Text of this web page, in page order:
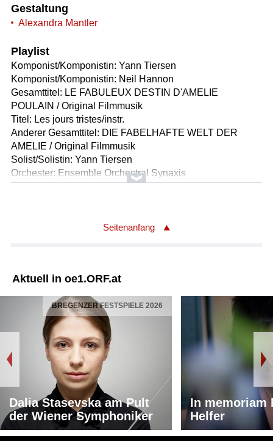
Gestaltung
Alexandra Mantler
Playlist
Komponist/Komponistin: Yann Tiersen
Komponist/Komponistin: Neil Hannon
Gesamttitel: LE FABULEUX DESTIN D'AMELIE
POULAIN / Original Filmmusik
Titel: Les jours tristes/instr.
Anderer Gesamttitel: DIE FABELHAFTE WELT DER
AMELIE / Original Filmmusik
Solist/Solistin: Yann Tiersen
Orchester: Ensemble Orchestral Synaxis
Ausführender/Ausführende: Christian Quermalet
Seitenanfang
Aktuell in oe1.ORF.at
BREGENZER FESTSPIELE 2026
Dalia Stasevska am Pult
der Wiener Symphoniker
In memoriam
Helfer